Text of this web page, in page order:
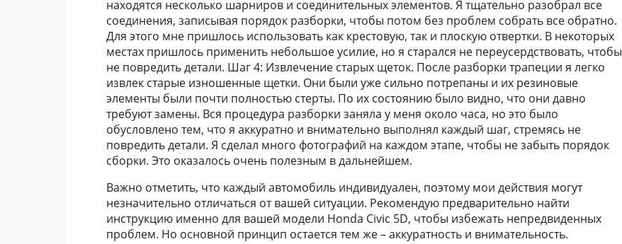
находятся несколько шарниров и соединительных элементов. Я тщательно разобрал все
соединения, записывая порядок разборки, чтобы потом без проблем собрать все обратно.
Для этого мне пришлось использовать как крестовую, так и плоскую отвертки. В некоторых
местах пришлось применить небольшое усилие, но я старался не переусердствовать, чтобы
не повредить детали. Шаг 4: Извлечение старых щеток. После разборки трапеции я легко
извлек старые изношенные щетки. Они были уже сильно потрепаны и их резиновые
элементы были почти полностью стерты. По их состоянию было видно, что они давно
требуют замены. Вся процедура разборки заняла у меня около часа, но это было
обусловлено тем, что я аккуратно и внимательно выполнял каждый шаг, стремясь не
повредить детали. Я сделал много фотографий на каждом этапе, чтобы не забыть порядок
сборки. Это оказалось очень полезным в дальнейшем.
Важно отметить, что каждый автомобиль индивидуален, поэтому мои действия могут
незначительно отличаться от вашей ситуации. Рекомендую предварительно найти
инструкцию именно для вашей модели Honda Civic 5D, чтобы избежать непредвиденных
проблем. Но основной принцип остается тем же – аккуратность и внимательность.